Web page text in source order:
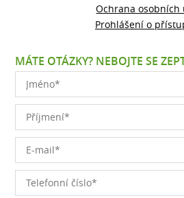
Ochrana osobních
Prohlášení o
MÁTE OTÁZKY? NEBOJTE SE